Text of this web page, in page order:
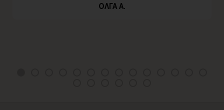
ΟΛΓΑ Α.